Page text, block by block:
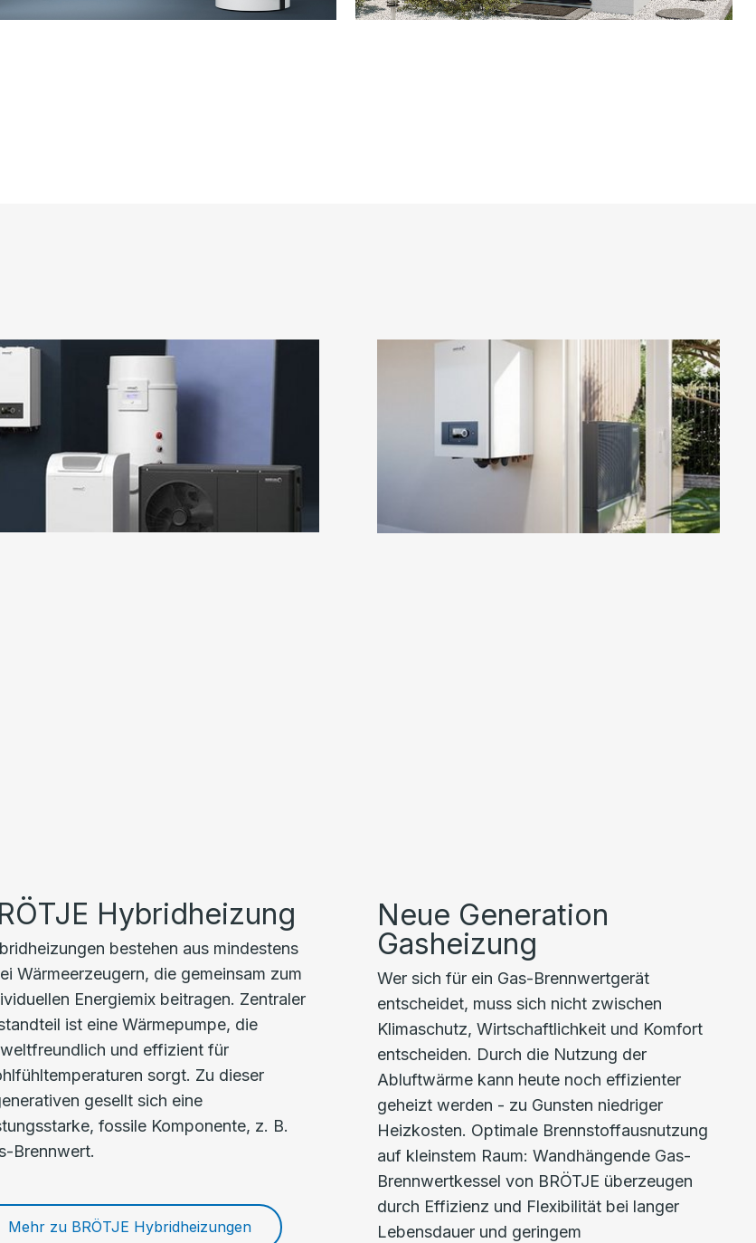
Hybridheizung
bestehen aus mindestens
Wärmeerzeugern, die gemeinsam zum
Energiemix beitragen. Zentraler
ist eine Wärmepumpe, die
und effizient für
sorgt. Zu dieser
gesellt sich eine
fossile Komponente, z. B.
Brennwert.
Mehr zu BRÖTJE Hybridheizungen
Neue Generation
Gasheizung
Wer sich für ein Gas-Brennwertgerät
entscheidet, muss sich nicht zwischen
Klimaschutz, Wirtschaftlichkeit und Komfort
entscheiden. Durch die Nutzung der
Abluftwärme kann heute noch effizienter
geheizt werden - zu Gunsten niedriger
Heizkosten. Optimale Brennstoffausnutzung
auf kleinstem Raum: Wandhängende Gas-
Brennwertkessel von BRÖTJE überzeugen
durch Effizienz und Flexibilität bei langer
Lebensdauer und geringem